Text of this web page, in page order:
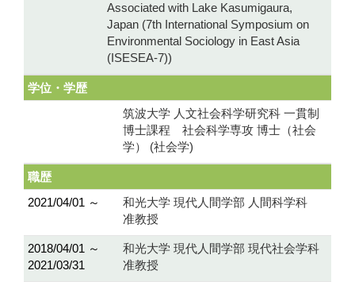
Associated with Lake Kasumigaura,
Japan (7th International Symposium on
Environmental Sociology in East Asia
(ISESEA-7))
学位・学歴
筑波大学 人文社会科学研究科 一貫制
博士課程 社会科学専攻 博士（社会
学） (社会学)
職歴
2021/04/01 ～
和光大学 現代人間学部 人間科学科
准教授
2018/04/01 ～
2021/03/31
和光大学 現代人間学部 現代社会学科
准教授